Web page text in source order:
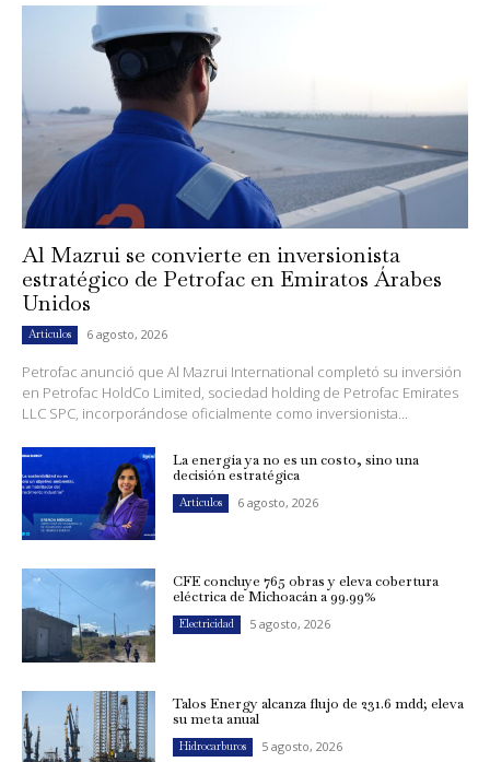
Al Mazrui se convierte en inversionista
estratégico de Petrofac en Emiratos Árabes
Unidos
Artículos 6 agosto, 2026
Petrofac anunció que Al Mazrui International completó su inversión
en Petrofac HoldCo Limited, sociedad holding de Petrofac Emirates
LLC SPC, incorporándose oficialmente como inversionista...
La energía ya no es un costo, sino una
decisión estratégica
Artículos 6 agosto, 2026
CFE concluye 765 obras y eleva cobertura
eléctrica de Michoacán a 99.99%
Electricidad 5 agosto, 2026
Talos Energy alcanza flujo de 231.6 mdd; eleva
su meta anual
Hidrocarburos 5 agosto, 2026